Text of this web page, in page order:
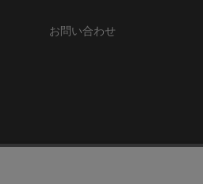
お問い合わせ